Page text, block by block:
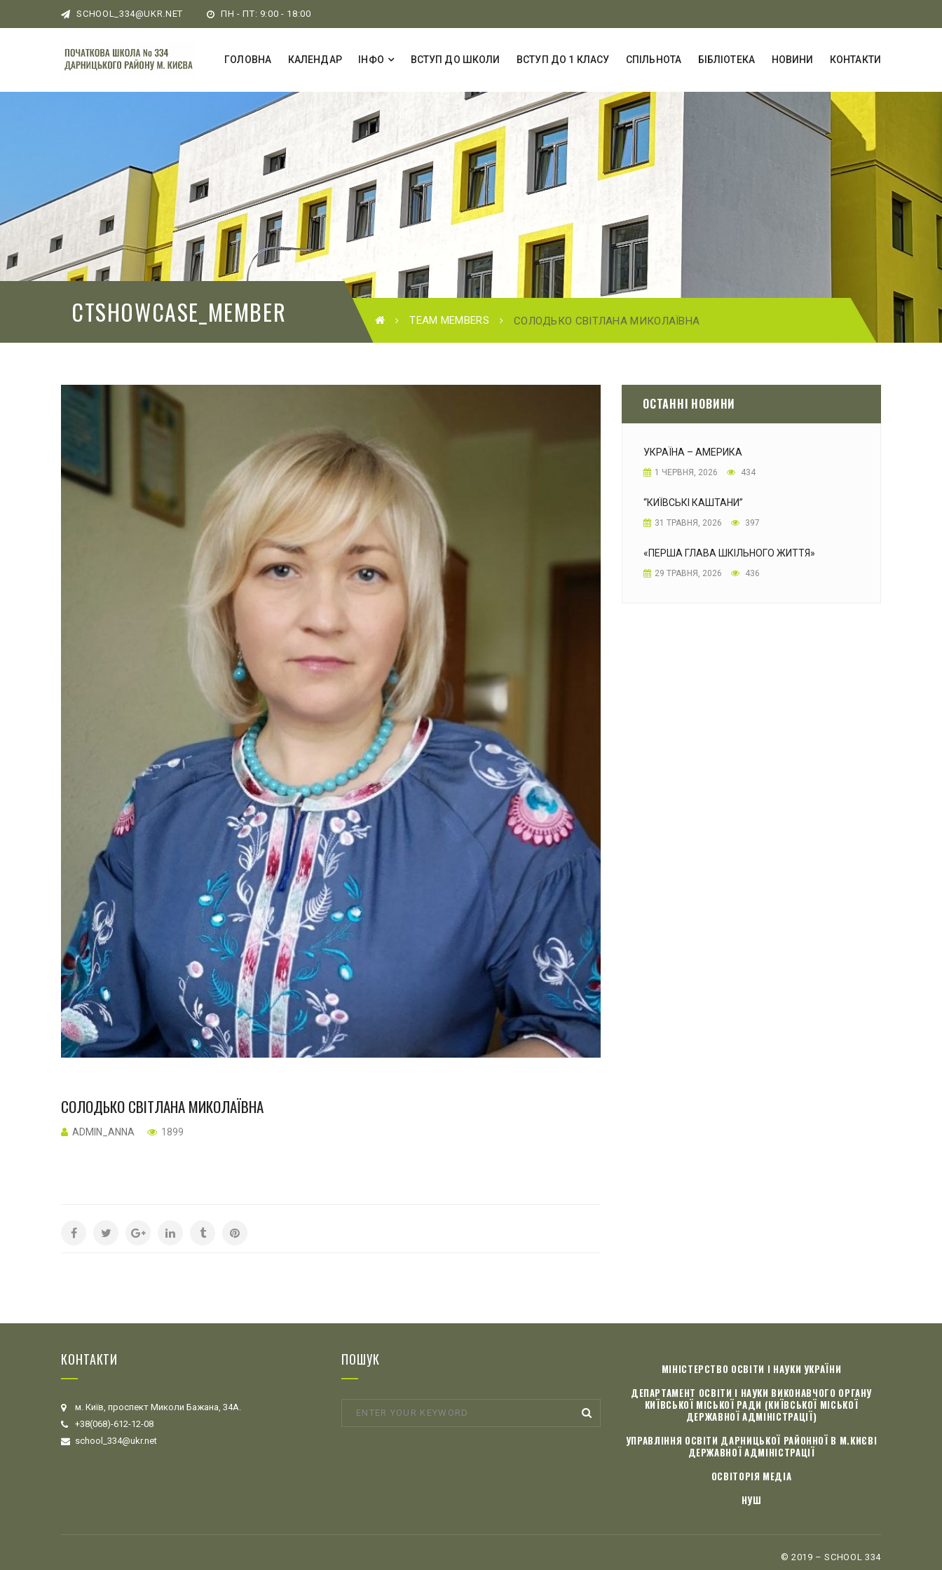
SCHOOL_334@UKR.NET ПН - ПТ: 9:00 - 18:00
ГОЛОВНА КАЛЕНДАР ІНФО ВСТУП ДО ШКОЛИ ВСТУП ДО 1 КЛАСУ СПІЛЬНОТА БІБЛІОТЕКА НОВИНИ КОНТАКТИ
CTSHOWCASE_MEMBER TEAM MEMBERS СОЛОДЬКО СВІТЛАНА МИКОЛАЇВНА
СОЛОДЬКО СВІТЛАНА МИКОЛАЇВНА
ADMIN_ANNA 1899
ОСТАННІ НОВИНИ
УКРАЇНА – АМЕРИКА
1 ЧЕРВНЯ, 2026 434
“КИЇВСЬКІ КАШТАНИ”
31 ТРАВНЯ, 2026 397
«ПЕРША ГЛАВА ШКІЛЬНОГО ЖИТТЯ»
29 ТРАВНЯ, 2026 436
КОНТАКТИ
м. Київ, проспект Миколи Бажана, 34А.
+38(068)-612-12-08
school_334@ukr.net
ПОШУК
МІНІСТЕРСТВО ОСВІТИ І НАУКИ УКРАЇНИ
ДЕПАРТАМЕНТ ОСВІТИ І НАУКИ ВИКОНАВЧОГО ОРГАНУ
КИЇВСЬКОЇ МІСЬКОЇ РАДИ (КИЇВСЬКОЇ МІСЬКОЇ
ДЕРЖАВНОЇ АДМІНІСТРАЦІЇ)
УПРАВЛІННЯ ОСВІТИ ДАРНИЦЬКОЇ РАЙОННОЇ В М.КИЄВІ
ДЕРЖАВНОЇ АДМІНІСТРАЦІЇ
ОСВІТОРІЯ МЕДІА
НУШ
© 2019 – SCHOOL 334